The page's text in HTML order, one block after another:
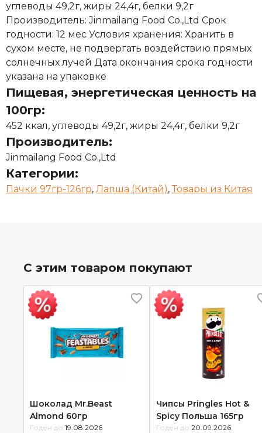
углеводы 49,2г, жиры 24,4г, белки 9,2г
Производитель: Jinmailang Food Co.,Ltd Срок
годности: 12 мес Условия хранения: Хранить в
сухом месте, не подвергать воздействию прямых
солнечных лучей Дата окончания срока годности
указана на упаковке
Пищевая, энергетическая ценность на
100гр:
452 ккал, углеводы 49,2г, жиры 24,4г, белки 9,2г
Производитель:
Jinmailang Food Co.,Ltd
Категории:
Пачки 97гр-126гр, Лапша (Китай),Товары из Китая
С этим товаром покупают
Шоколад Mr.Beast
Almond 60гр
Годен до: 19.08.2026
Чипсы Pringles Hot &
Spicy Польша 165гр
Годен до: 20.09.2026